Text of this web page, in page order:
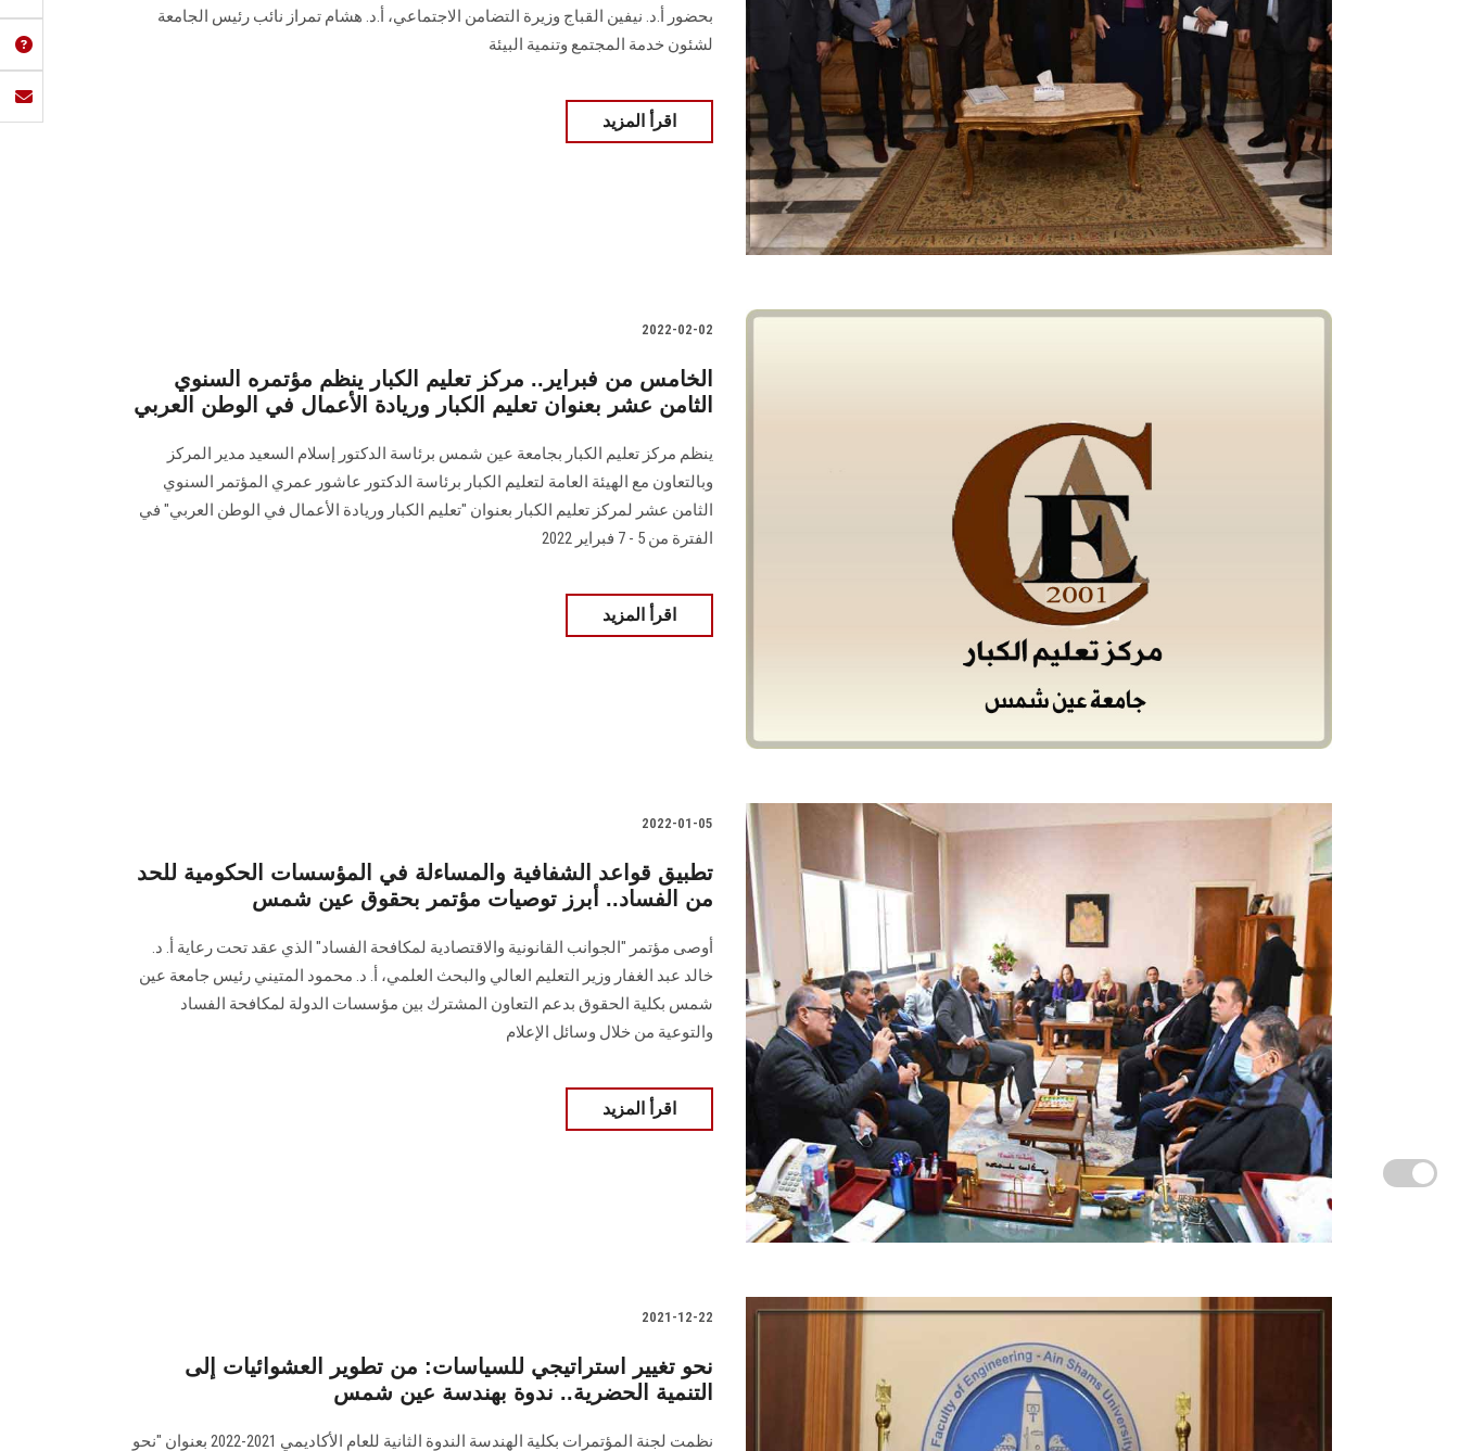
بحضور أ.د. نيفين القباج وزيرة التضامن الاجتماعي، أ.د. هشام تمراز نائب رئيس الجامعة
لشئون خدمة المجتمع وتنمية البيئة
اقرأ المزيد
2022-02-02
الخامس من فبراير.. مركز تعليم الكبار ينظم مؤتمره السنوي
الثامن عشر بعنوان تعليم الكبار وريادة الأعمال في الوطن العربي
ينظم مركز تعليم الكبار بجامعة عين شمس برئاسة الدكتور إسلام السعيد مدير المركز
وبالتعاون مع الهيئة العامة لتعليم الكبار برئاسة الدكتور عاشور عمري المؤتمر السنوي
الثامن عشر لمركز تعليم الكبار بعنوان "تعليم الكبار وريادة الأعمال في الوطن العربي" في
الفترة من 5 - 7 فبراير 2022
اقرأ المزيد
2022-01-05
تطبيق قواعد الشفافية والمساءلة في المؤسسات الحكومية للحد
من الفساد.. أبرز توصيات مؤتمر بحقوق عين شمس
أوصى مؤتمر "الجوانب القانونية والاقتصادية لمكافحة الفساد" الذي عقد تحت رعاية أ. د.
خالد عبد الغفار وزير التعليم العالي والبحث العلمي، أ. د. محمود المتيني رئيس جامعة عين
شمس بكلية الحقوق بدعم التعاون المشترك بين مؤسسات الدولة لمكافحة الفساد
والتوعية من خلال وسائل الإعلام
اقرأ المزيد
2021-12-22
نحو تغيير استراتيجي للسياسات: من تطوير العشوائيات إلى
التنمية الحضرية.. ندوة بهندسة عين شمس
نظمت لجنة المؤتمرات بكلية الهندسة الندوة الثانية للعام الأكاديمي 2021-2022 بعنوان "نحو